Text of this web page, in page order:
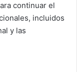
continuar el
incluidos
y las